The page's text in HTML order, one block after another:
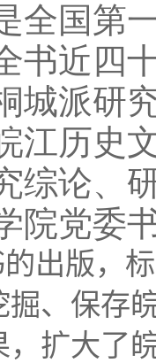
全国第
书近四
城派研
江历史
综论、
院党委
出版，
掘、保存
，扩大了